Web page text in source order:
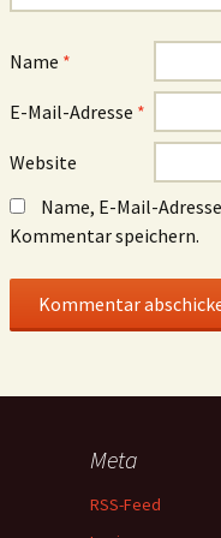
Name *
E-Mail-Adresse *
Website
Name, E-Mail-
Kommentar speichern.
Meta
RSS-Feed